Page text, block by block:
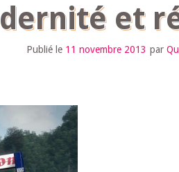
et
Publié le 11 novembre 2013 par